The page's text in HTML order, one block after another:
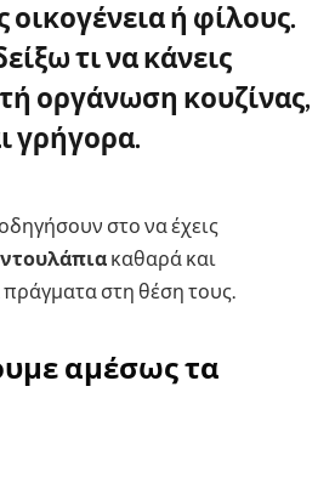
οικογένειαή φίλους.
τι να κάνεις
οργάνωση κουζίνας,
γρήγορα.
στο να έχεις
ντουλάπια καθαρά και
στη θέση τους.
αμέσως τα